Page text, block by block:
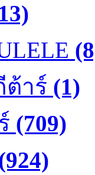
ต้าร์ (1)
(709)